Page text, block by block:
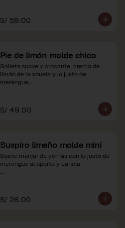
S/ 59.00
Pie de limón molde chico
Galleta suave y crocante, crema de
limón de la abuela y lo justo de
merengue.
soles e incluyen impuestos de ley y
recargo al consumo.
S/ 49.00
Suspiro limeño molde mini
Suave manjar de yemas con lo justo de
merengue al oporto y canela.
S/ 26.00